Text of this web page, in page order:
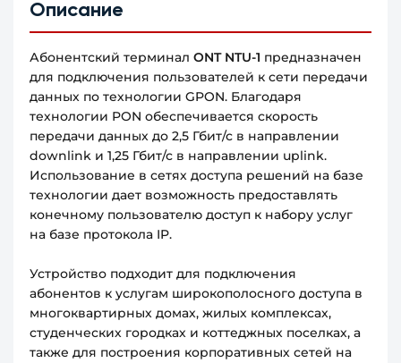
Описание
Абонентский терминалONT NTU-1 предназначен
для подключения пользователей к сети передачи
данных по технологии GPON. Благодаря
технологии PON обеспечивается скорость
передачи данных до 2,5 Гбит/с в направлении
downlink и 1,25 Гбит/с в направлении uplink.
Использование в сетях доступа решений на базе
технологии дает возможность предоставлять
конечному пользователю доступ к набору услуг
на базе протокола IP.
Устройство подходит для подключения
абонентов к услугам широкополосного доступа в
многоквартирных домах, жилых комплексах,
студенческих городках и коттеджных поселках, а
также для построения корпоративных сетей на